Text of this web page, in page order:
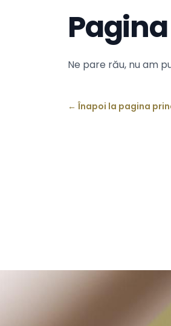
Ne pare rău, nu am
← Înapoi la pagina